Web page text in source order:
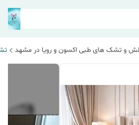
و تشک های طبی اکسون و رویا در مشهد